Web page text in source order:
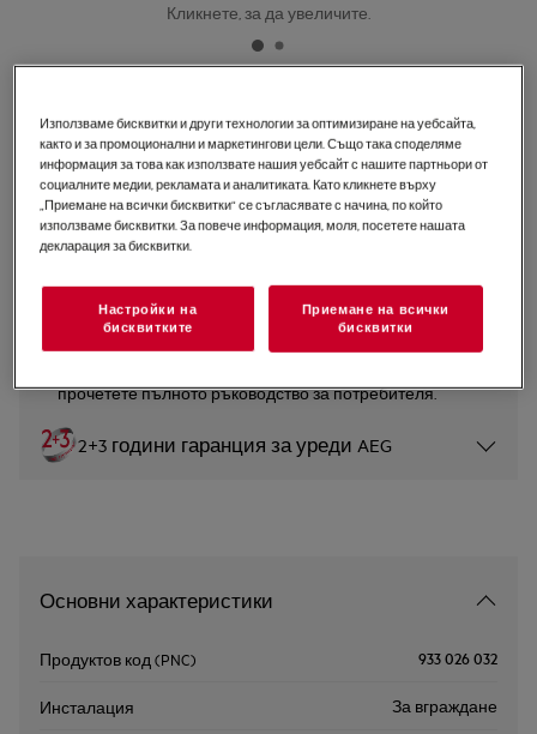
Кликнете, за да увеличите.
No Frost (без обледяване)
5 (2)
Инструкциите за безопасност и предупрежденията за
изброени в глава 1 и 2 на ръководството за
прочетете пълното ръководство за потребителя.
2+3 години гаранция за уреди AEG
Основни характеристики
Продуктов код (PNC) 933 026 032
Инсталация За вграждане
Използваме бисквитки и други технологии за оптимизиране на уебсайта,
както и за промоционални и маркетингови цели. Също така споделяме
информация за това как използвате нашия уебсайт с нашите партньори от
социалните медии, рекламата и аналитиката. Като кликнете върху
„Приемане на всички бисквитки“ се съгласявате с начина, по който
използваме бисквитки. За повече информация, моля, посетете нашата
декларация за бисквитки.
Настройки на
бисквитките
Приемане на всички
бисквитки